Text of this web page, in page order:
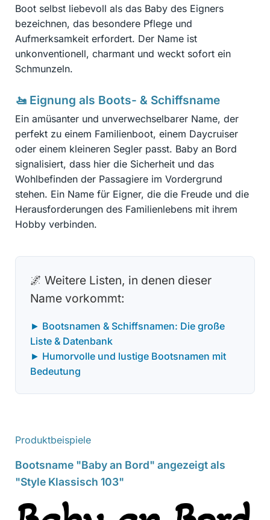
Boot selbst liebevoll als das Baby des Eigners
bezeichnen, das besondere Pflege und
Aufmerksamkeit erfordert. Der Name ist
unkonventionell, charmant und weckt sofort ein
Schmunzeln.
🚤 Eignung als Boots- & Schiffsname
Ein amüsanter und unverwechselbarer Name, der
perfekt zu einem Familienboot, einem Daycruiser
oder einem kleineren Segler passt. Baby an Bord
signalisiert, dass hier die Sicherheit und das
Wohlbefinden der Passagiere im Vordergrund
stehen. Ein Name für Eigner, die die Freude und die
Herausforderungen des Familienlebens mit ihrem
Hobby verbinden.
🌌 Weitere Listen, in denen dieser
Name vorkommt:
► Bootsnamen & Schiffsnamen: Die große
Liste & Datenbank
► Humorvolle und lustige Bootsnamen mit
Bedeutung
Produktbeispiele
Bootsname "Baby an Bord" angezeigt als
"Style Klassisch 103"